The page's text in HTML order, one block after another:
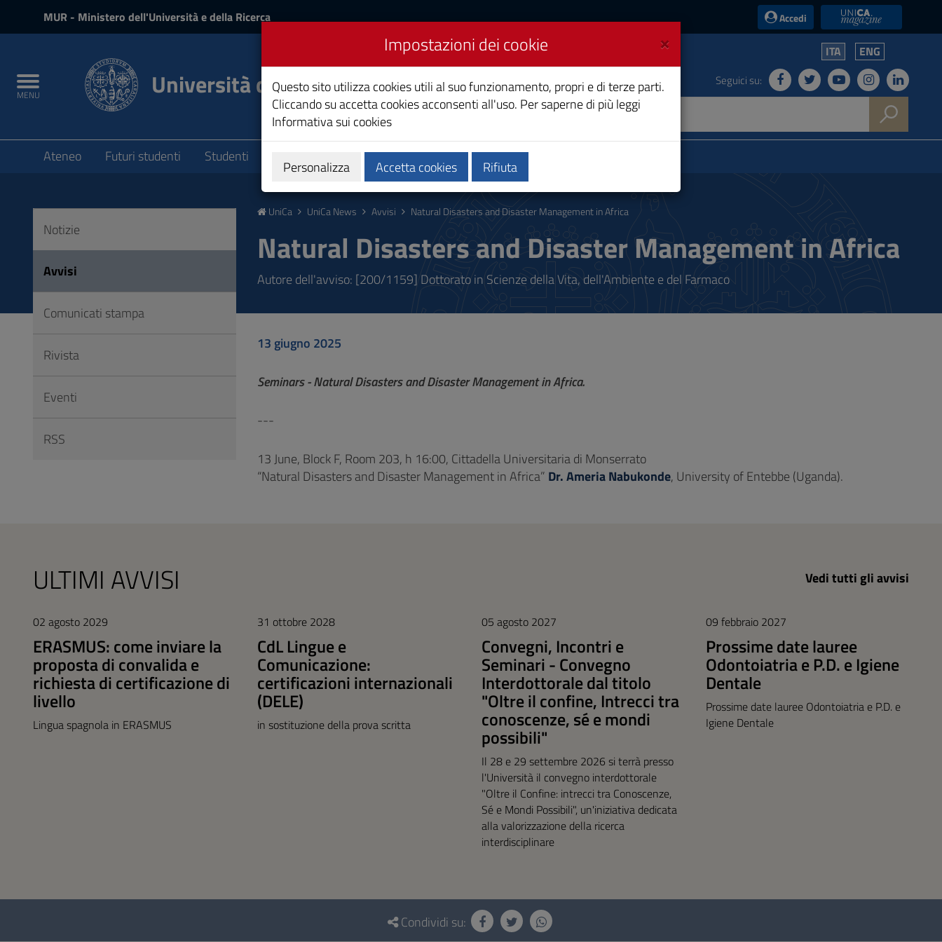
navigazione
Footer
MUR - Ministero dell'Università e della Ricerca Accedi UniCA News
Toggle
navigation
MENU Università degli Studi di Cagliari
ITA ENG
Seguici su:
Submenu
Ateneo Futuri studenti Studenti Ricerca Società e territorio
UniCa UniCa News Avvisi Natural Disasters and Disaster Management in Africa
Natural Disasters and Disaster Management in Africa
Autore dell'avviso: [200/1159] Dottorato in Scienze della Vita, dell'Ambiente e del Farmaco
13 giugno 2025
Seminars - Natural Disasters and Disaster Management in Africa.
---
13 June, Block F, Room 203, h 16:00, Cittadella Universitaria di Monserrato
“Natural Disasters and Disaster Management in Africa” Dr. Ameria Nabukonde, University of Entebbe (Uganda).
Notizie
Avvisi
Comunicati stampa
Rivista
Eventi
RSS
ULTIMI AVVISI Vedi tutti gli avvisi
02 agosto 2029
ERASMUS: come inviare la
proposta di convalida e
richiesta di certificazione di
livello
Lingua spagnola in ERASMUS
31 ottobre 2028
CdL Lingue e
Comunicazione:
certificazioni internazionali
(DELE)
in sostituzione della prova scritta
05 agosto 2027
Convegni, Incontri e
Seminari - Convegno
Interdottorale dal titolo
"Oltre il confine, Intrecci tra
conoscenze, sé e mondi
possibili"
Il 28 e 29 settembre 2026 si terrà presso
l'Università il convegno interdottorale
"Oltre il Confine: intrecci tra Conoscenze,
Sé e Mondi Possibili", un'iniziativa dedicata
alla valorizzazione della ricerca
interdisciplinare
09 febbraio 2027
Prossime date lauree
Odontoiatria e P.D. e Igiene
Dentale
Prossime date lauree Odontoiatria e P.D. e
Igiene Dentale
Questionario
Condividi su:
×
Impostazioni dei cookie
Questo sito utilizza cookies utili al suo funzionamento, propri e di terze parti.
Cliccando su accetta cookies acconsenti all'uso. Per saperne di più leggi
Informativa sui cookies
Personalizza Accetta cookies Rifiuta